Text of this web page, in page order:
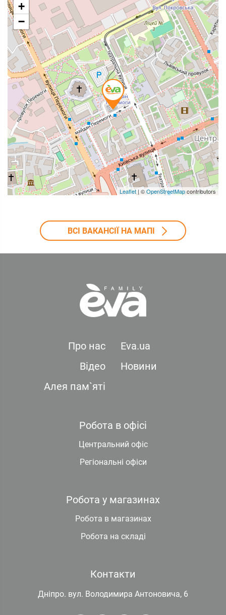
+
−
Leaflet | ©OpenStreetMapcontributors
ВСІ ВАКАНСІЇ НА МАПІ
Про нас
Eva.ua
Відео
Новини
Алея пам`яті
Робота в офісі
Центральний офіс
Регіональні офіси
Робота у магазинах
Робота в магазинах
Робота на складі
Контакти
Дніпро. вул. Володимира Антоновича, 6